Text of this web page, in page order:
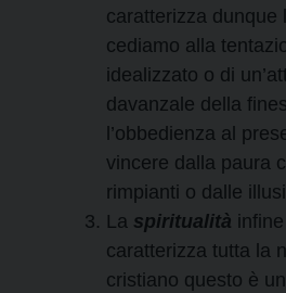
caratterizza dunque
cediamo alla
idealizzato o di
davanzale della
l’obbedienza al
vincere dalla paura
rimpianti o dalle
La spiritualità
caratterizza tutta la
cristiano questo è